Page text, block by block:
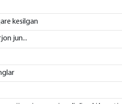
kesilgan
jun...